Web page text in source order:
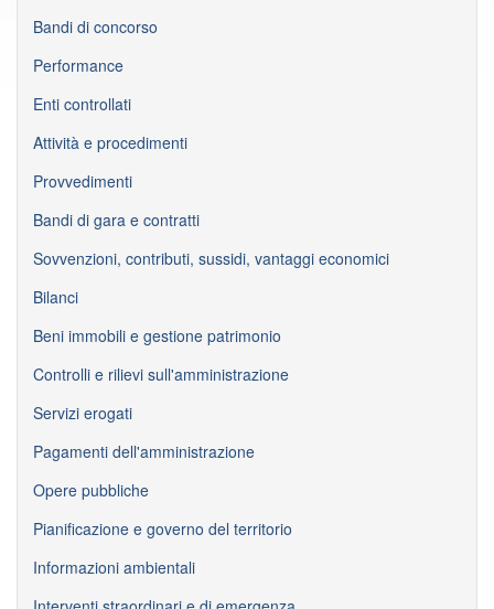
Bandi di concorso
Performance
Enti controllati
Attività e procedimenti
Provvedimenti
Bandi di gara e contratti
Sovvenzioni, contributi, sussidi, vantaggi economici
Bilanci
Beni immobili e gestione patrimonio
Controlli e rilievi sull'amministrazione
Servizi erogati
Pagamenti dell'amministrazione
Opere pubbliche
Pianificazione e governo del territorio
Informazioni ambientali